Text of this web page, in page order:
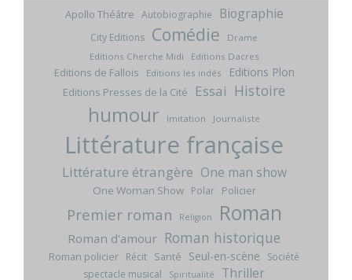
Apollo Théâtre Autobiographie Biographie
City Editions Comédie
Drame
Editions Cherche Midi
Editions Dacres
Editions de Fallois Editions les indés Editions Plon
Editions Presses de la Cité Essai Histoire
humour Imitation Journaliste
Littérature française
Littérature étrangère One man show
One Woman Show Polar Policier
Premier roman Religion Roman
Roman d'amour Roman historique
Roman policier Récit Santé Seul-en-scène
Société
spectacle musical
Spiritualité Thriller